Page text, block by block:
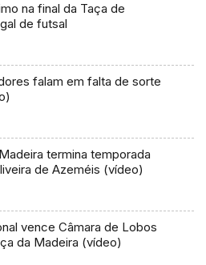
na final da Taça de
de futsal
falam em falta de sorte
termina temporada
de Azeméis (vídeo)
vence Câmara de Lobos
da Madeira (vídeo)